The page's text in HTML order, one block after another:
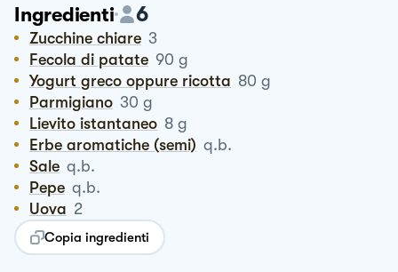
Ingredienti 6
Zucchine chiare 3
Fecola di patate 90 g
Yogurt greco oppure ricotta 80 g
Parmigiano 30 g
Lievito istantaneo 8 g
Erbe aromatiche (semi) q.b.
Sale q.b.
Pepe q.b.
Uova 2
Copia ingredienti